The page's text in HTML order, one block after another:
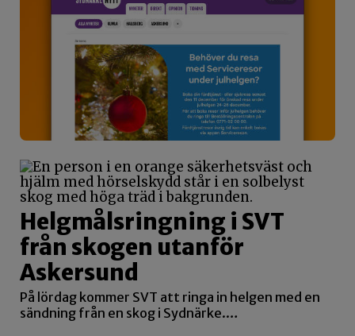
Helgmålsringning i SVT
från skogen utanför
Askersund
På lördag kommer SVT att ringa in helgen med en
sändning från en skog i Sydnärke.…